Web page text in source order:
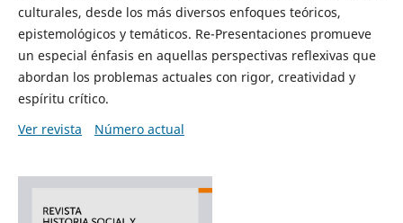
culturales, desde los más diversos enfoques teóricos,
epistemológicos y temáticos. Re-Presentaciones promueve
un especial énfasis en aquellas perspectivas reflexivas que
abordan los problemas actuales con rigor, creatividad y
espíritu crítico.
Ver revista
Número actual